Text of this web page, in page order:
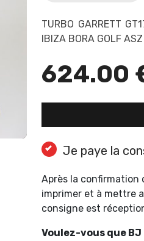
TURBO GARRETT
IBIZA BORA GOLF
624.00
Je paye la
Après la confirmation
imprimer et à mettre
consigne est
Voulez-vous que